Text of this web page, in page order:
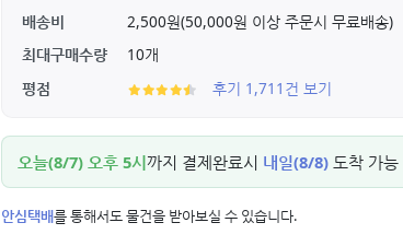
배송비
2,500원(50,000원 이상 주문시 무료배송)
최대구매수량
10개
평점
후기 1,711건 보기
오늘(8/7) 오후 5시까지 결제완료시 내일(8/8) 도착 가능
안심택배를 통해서도 물건을 받아보실 수 있습니다.